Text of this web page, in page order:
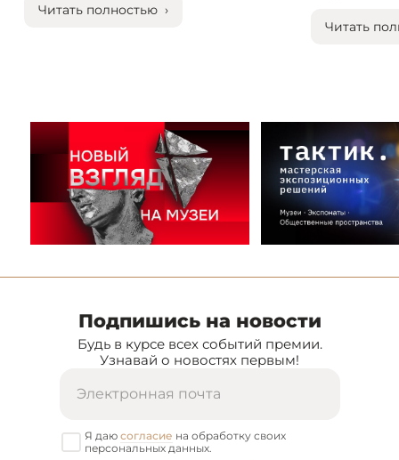
Читать полностью ›
Читать
Подпишись на новости
Будь в курсе всех событий премии.
Узнавай о новостях первым!
Я даю согласие на обработку своих
персональных данных.